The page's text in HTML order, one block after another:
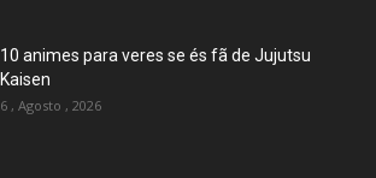
10 animes para veres se és fã de Jujutsu
Kaisen
6 , Agosto , 2026